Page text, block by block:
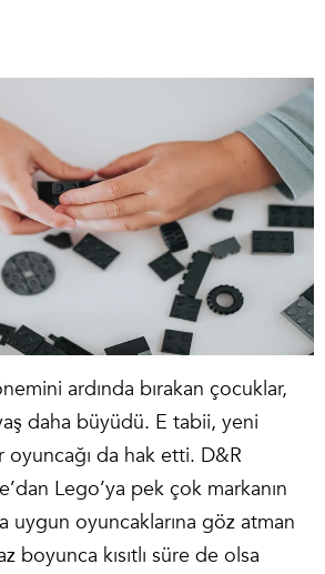
ardında bırakan çocuklar,
daha büyüdü. E tabii, yeni
oyuncağı da hak etti. D&R
Lego’ya pek çok markanın
uygun oyuncaklarına göz atman
boyunca kısıtlı süre de olsa